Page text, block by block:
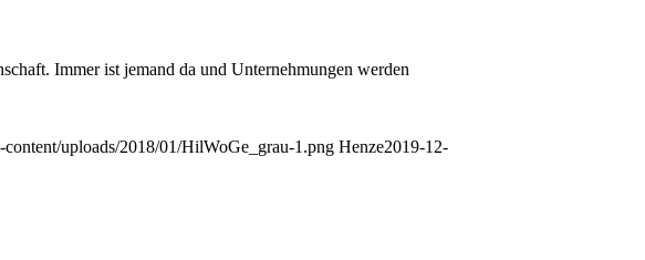
Immer ist jemand da und Unternehmungen werden
content/uploads/2018/01/HilWoGe_grau-1.png Henze2019-12-